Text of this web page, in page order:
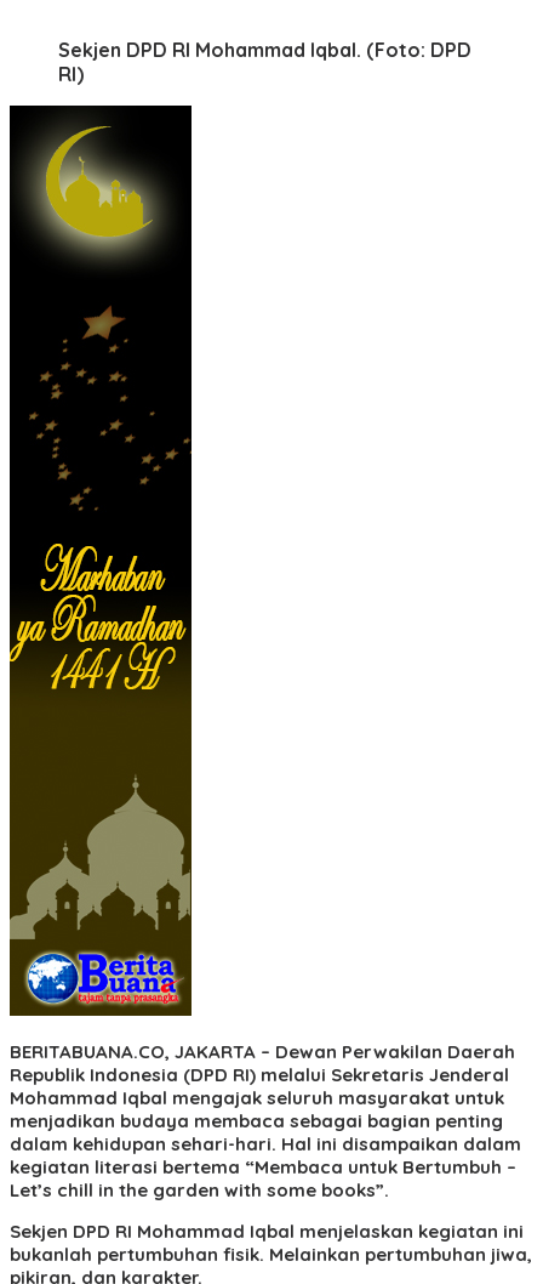
Sekjen DPD RI Mohammad Iqbal. (Foto: DPD
RI)
BERITABUANA.CO, JAKARTA – Dewan Perwakilan Daerah
Republik Indonesia (DPD RI) melalui Sekretaris Jenderal
Mohammad Iqbal mengajak seluruh masyarakat untuk
menjadikan budaya membaca sebagai bagian penting
dalam kehidupan sehari-hari. Hal ini disampaikan dalam
kegiatan literasi bertema “Membaca untuk Bertumbuh –
Let’s chill in the garden with some books”.
Sekjen DPD RI Mohammad Iqbal menjelaskan kegiatan ini
bukanlah pertumbuhan fisik. Melainkan pertumbuhan jiwa,
pikiran, dan karakter.